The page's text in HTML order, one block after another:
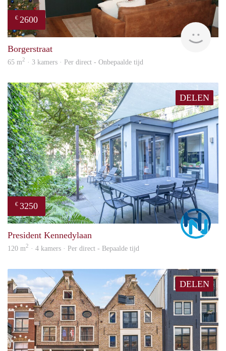
€ 2600
Borgerstraat
65 m2 · 3 kamers · Per direct - Onbepaalde tijd
DELEN
€ 3250
President Kennedylaan
120 m2 · 4 kamers · Per direct - Bepaalde tijd
DELEN